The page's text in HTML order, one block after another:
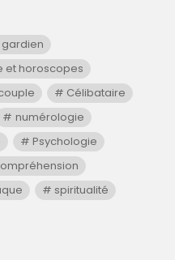
et horoscopes
Célibataire
numérologie
Psychologie
spiritualité